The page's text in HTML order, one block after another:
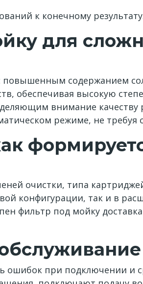
к конечному
для
содержанием
обеспечивая высокую
внимание
режиме, не требуя
очистки, типа
конфигурации, так и в
фильтр под мойку
ошибок при подключении и